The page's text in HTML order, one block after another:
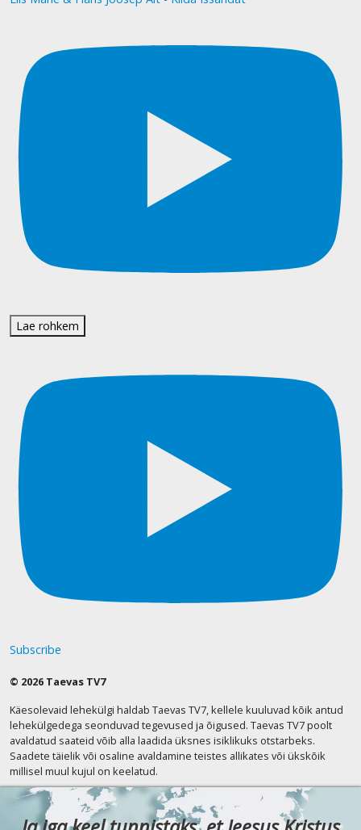
Lae rohkem
Subscribe
© 2026 Taevas TV7
Käesolevaid lehekülgi haldab Taevas TV7, kellele kuuluvad kõik antud
lehekülgedega seonduvad tegevused ja õigused. Taevas TV7 poolt
avaldatud saateid võib alla laadida üksnes isiklikuks otstarbeks.
Saadete täielik või osaline avaldamine teistes allikates või ükskõik
millisel muul kujul on keelatud.